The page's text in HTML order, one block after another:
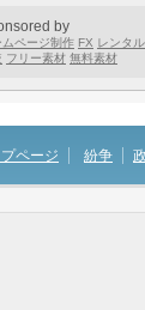
by
ムページ制作 FX レンタ
フリー素材 無料素材
プページ 紛争